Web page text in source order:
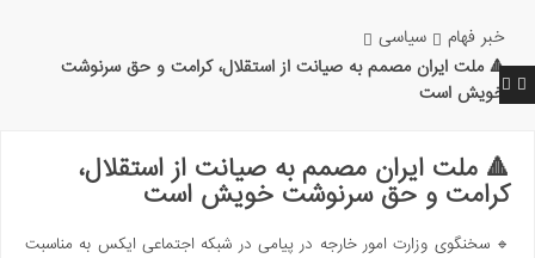
خبر فهام
سیاسی
🔺 ملت ایران مصمم به صیانت از استقلال، کرامت و حق سرنوشت
خویش است
🔺 ملت ایران مصمم به صیانت از استقلال،
کرامت و حق سرنوشت خویش است
🔹 سخنگوی وزارت امور خارجه در پیامی در شبکه اجتماعی ایکس به مناسبت